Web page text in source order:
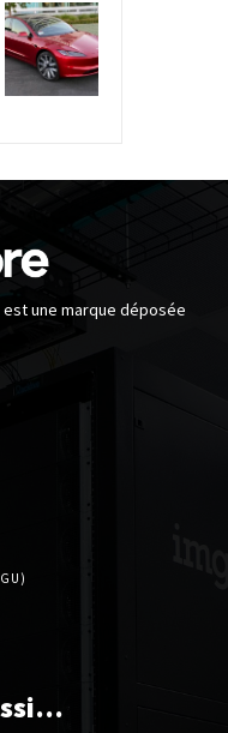
une marque déposée